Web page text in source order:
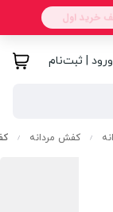
ورود | ثبت‌نام
/ کفش مردانه /